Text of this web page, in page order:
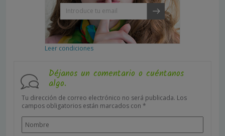
Leer condiciones
Déjanos un comentario o cuéntanos
algo.
Tu dirección de correo electrónico no será publicada. Los
campos obligatorios están marcados con *